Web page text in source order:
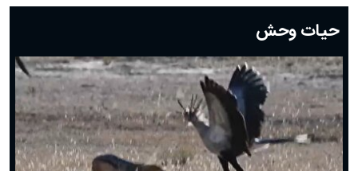
دعای روز بیستم ماه رمضان؛ ۱۹ اسفند ۱۴۰۴
دعای روز هشتم ماه مبارک رمضان؛ ۷ اسفند ماه ۱۴۰۴
دعای روز هفتم ماه رمضان؛ ۶ اسفند ۱۴۰۴
دعای روز ششم ماه رمضان؛ ۵ اسفند ۱۴۰۴
دعای روز پنجم ماه رمضان؛ ۴ اسفند ۱۴۰۴
دعای روز چهارم ماه مبارک رمضان؛ ۳ اسفند ۱۴۰۴
دعای روز سوم ماه مبارک رمضان؛ ۱۴ اسفند ۱۴۰۴
دعای روز دوم ماه مبارک رمضان ۱ اسفند ماه ۱۴۰۴
حیات وحش